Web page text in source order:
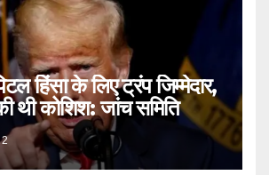
हिंसा के लिए ट्रंप जिम्मेदार,
थी कोशिश: जांच समिति